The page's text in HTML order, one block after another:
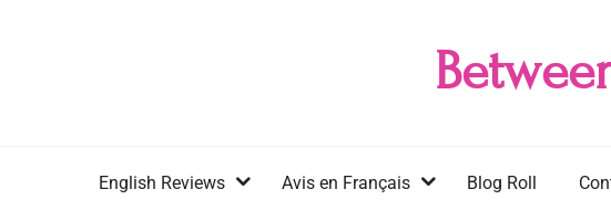
English Reviews Avis en Français Blog Roll